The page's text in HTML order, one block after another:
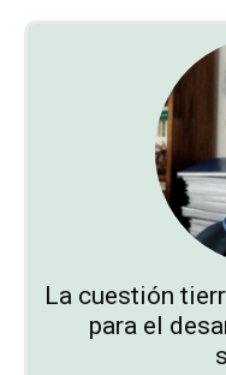
La cuestión
para el